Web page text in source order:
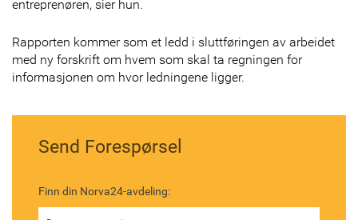
entreprenøren, sier hun.
Rapporten kommer som et ledd i sluttføringen av arbeidet
med ny forskrift om hvem som skal ta regningen for
informasjonen om hvor ledningene ligger.
Send Forespørsel
Finn din Norva24-avdeling: